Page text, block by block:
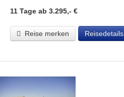
11 Tage ab 3.295,- €
Reise merken Reisedetails